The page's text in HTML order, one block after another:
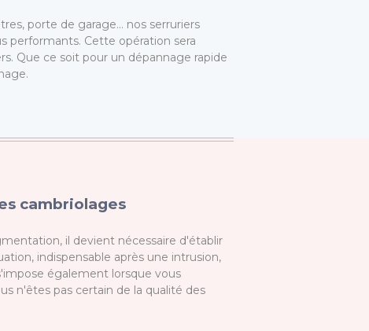
porte de garage… nos serruriers
performants. Cette opération sera
Que ce soit pour un dépannage rapide
cambriolages
il devient nécessaire d'établir
indispensable après une intrusion,
également lorsque vous
n'êtes pas certain de la qualité des